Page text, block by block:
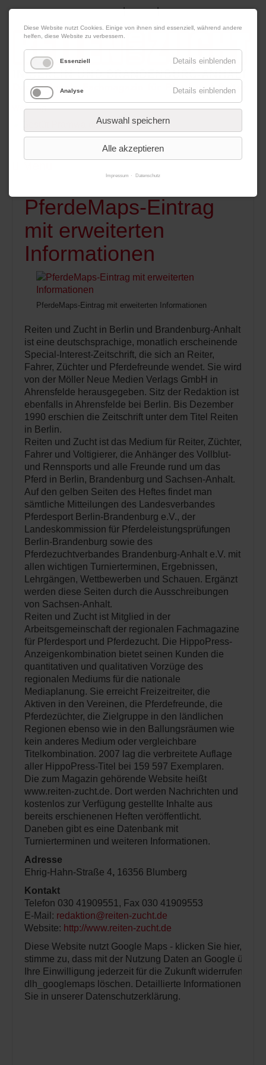
06. August 2026 Impressum|Kontakt|Datenschutz
Werbung
PferdeMaps-Eintrag
mit erweiterten
Informationen
PferdeMaps-Eintrag mit erweiterten Informationen
Reiten und Zucht in Berlin und Brandenburg-Anhalt
ist eine deutschsprachige, monatlich erscheinende
Special-Interest-Zeitschrift, die sich an Reiter,
Fahrer, Züchter und Pferdefreunde wendet. Sie wird
von der Möller Neue Medien Verlags GmbH in
Ahrensfelde herausgegeben. Sitz der Redaktion ist
ebenfalls in Ahrensfelde bei Berlin. Bis Dezember
1990 erschien die Zeitschrift unter dem Titel Reiten
in Berlin.
Reiten und Zucht ist das Medium für Reiter, Züchter,
Fahrer und Voltigierer, die Anhänger des Vollblut-
und Rennsports und alle Freunde rund um das
Pferd in Berlin, Brandenburg und Sachsen-Anhalt.
Auf den gelben Seiten des Heftes findet man
sämtliche Mitteilungen des Landesverbandes
Pferdesport Berlin-Brandenburg e.V., der
Landeskommission für Pferdeleistungsprüfungen
Berlin-Brandenburg sowie des
Pferdezuchtverbandes Brandenburg-Anhalt e.V. mit
allen wichtigen Turnierterminen, Ergebnissen,
Lehrgängen, Wettbewerben und Schauen. Ergänzt
werden diese Seiten durch die Ausschreibungen
von Sachsen-Anhalt.
Reiten und Zucht ist Mitglied in der
Arbeitsgemeinschaft der regionalen Fachmagazine
für Pferdesport und Pferdezucht. Die HippoPress-
Anzeigenkombination bietet seinen Kunden die
quantitativen und qualitativen Vorzüge des
regionalen Mediums für die nationale
Mediaplanung. Sie erreicht Freizeitreiter, die
Aktiven in den Vereinen, die Pferdefreunde, die
Pferdezüchter, die Zielgruppe in den ländlichen
Regionen ebenso wie in den Ballungsräumen wie
kein anderes Medium oder vergleichbare
Titelkombination. 2007 lag die verbreitete Auflage
aller HippoPress-Titel bei 159 597 Exemplaren.
Die zum Magazin gehörende Website heißt
www.reiten-zucht.de. Dort werden Nachrichten und
kostenlos zur Verfügung gestellte Inhalte aus
bereits erschienenen Heften veröffentlicht.
Daneben gibt es eine Datenbank mit
Turnierterminen und weiteren Informationen.
Adresse
Ehrig-Hahn-Straße 4, 16356 Blumberg
Kontakt
Telefon 030 41909551, Fax 030 41909553
E-Mail: redaktion@reiten-zucht.de
Website: http://www.reiten-zucht.de
Diese Website nutzt Google Maps - klicken Sie hier, um
stimme zu, dass mit der Nutzung Daten an Google
Ihre Einwilligung jederzeit für die Zukunft widerrufen,
dlh_googlemaps löschen. Detaillierte Informationen zum
Sie in unserer Datenschutzerklärung.
Diese Website nutzt Cookies. Einige von ihnen sind essenziell, während andere
helfen, diese Website zu verbessern.
Essenziell Details einblenden
Analyse Details einblenden
Auswahl speichern
Alle akzeptieren
Impressum Datenschutz